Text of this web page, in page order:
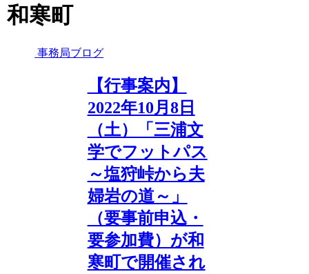
和寒町
事務局ブログ
【行事案内】
2022年10月8日
（土）「三浦文
学でフットパス
～塩狩峠から夫
婦岩の道～」
（要事前申込・
要参加費）が和
寒町で開催され